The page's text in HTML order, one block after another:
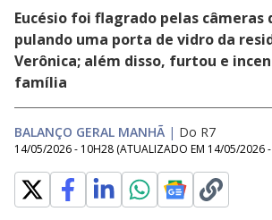
Eucésio foi flagrado pelas câmeras
pulando uma porta de vidro da
Verônica; além disso, furtou e
família
BALANÇO GERAL MANHÃ | Do R7
14/05/2026 - 10H28 (ATUALIZADO EM 14/05/2026